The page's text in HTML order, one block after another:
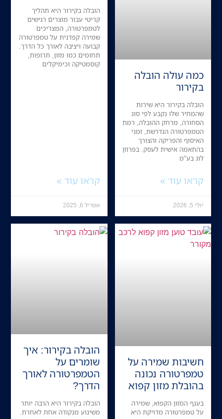
כמה עולה הובלה
בקירור
הובלה בקירור היא שירות
שהמחיר שלו נקבע לפי סוג
הסחורה, מרחק ההובלה, רמת
הטמפרטורה הנדרשת, זמני
האיסוף והפריקה והצורך
בהתאמה אישית לעסק. בפרוזן
לוג בע"מ
קראו עוד »
יולי 5, 2026
הובלה בקירור היא תהליך
קריטי עבור מוצרים רגישים
לטמפרטורה, המצריכים
שמירה קפדנית על טמפרטורה
קבועה ויציבה לאורך כל הדרך.
תחומים כמו מזון, תרופות,
קוסמטיקה וכימיקלים
קראו עוד »
אפריל 6, 2025
חשיבות שמירה על
טמפרטורה נכונה
בהובלת מזון קפוא
בענף המזון הקפוא, שמירה
על טמפרטורה מדויקת היא
הובלה בקירור: איך
שומרים על
הטמפרטורה לאורך
הדרך?
הובלה בקירור היא הרבה יותר
משינוע מנקודה אחת לאחרת.